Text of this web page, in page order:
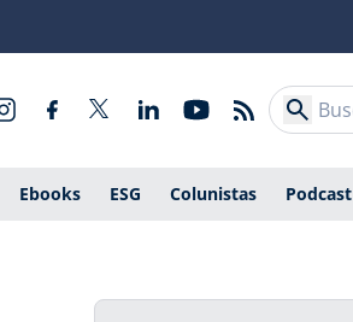
Ebooks ESG Colunistas Podcast